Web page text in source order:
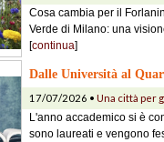
Cosa cambia per il
Verde di Milano: una
[continua]
Dalle Università al
17/07/2026 • Una città per
L'anno accademico si è
sono laureati e vengono